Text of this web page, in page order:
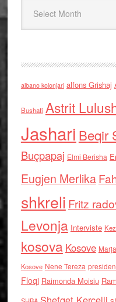
albano kolonjari alfons Grishaj
Bushati Astrit
Jashari Beqir
Buçpapaj Elmi Berisha
Eugjen Merlika
shkreli Fritz
Levonja Interviste
kosova Kosove
Kosove Nene Tereza
Floqi Raimonda Moisiu